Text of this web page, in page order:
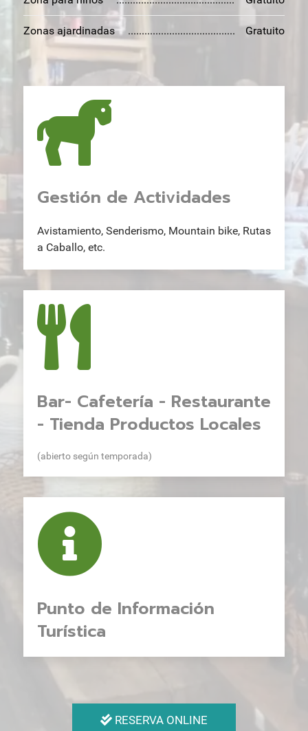
Zonas ajardinadas Gratuito
Gestión de Actividades
Avistamiento, Senderismo, Mountain bike, Rutas
a Caballo, etc.
Bar- Cafetería - Restaurante
- Tienda Productos Locales
(abierto según temporada)
Punto de Información
Turística
RESERVA ONLINE